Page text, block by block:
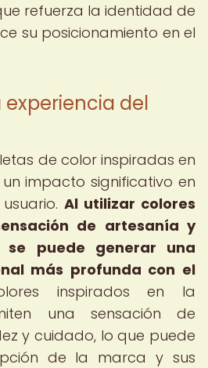
refuerza la identidad de
su posicionamiento en el
del
de color inspiradas en
impacto significativo en
Al utilizar colores
de artesanía y
se puede generar una
más profunda con el
inspirados en la
una sensación de
y cuidado, lo que puede
de la marca y sus